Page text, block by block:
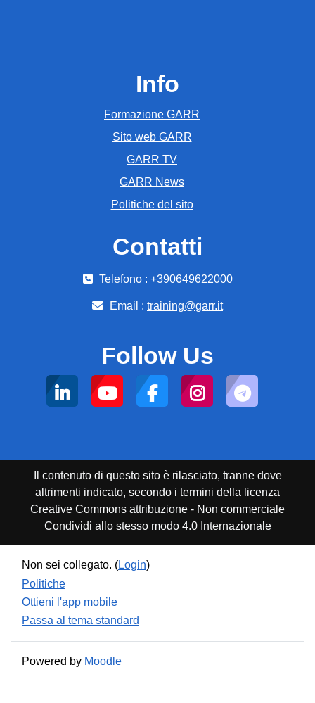
Info
Formazione GARR
Sito web GARR
GARR TV
GARR News
Politiche del sito
Contatti
Telefono : +390649622000
Email : training@garr.it
Follow Us
Il contenuto di questo sito è rilasciato, tranne dove
altrimenti indicato, secondo i termini della licenza
Creative Commons attribuzione - Non commerciale
Condividi allo stesso modo 4.0 Internazionale
Non sei collegato. (Login)
Politiche
Ottieni l'app mobile
Passa al tema standard
Powered by Moodle